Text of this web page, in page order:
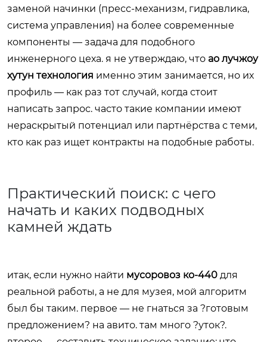
заменой начинки (пресс-механизм, гидравлика,
система управления) на более современные
компоненты — задача для подобного
инженерного цеха. я не утверждаю, что ао лучжоу
хутун технология именно этим занимается, но их
профиль — как раз тот случай, когда стоит
написать запрос. часто такие компании имеют
нераскрытый потенциал или партнёрства с теми,
кто как раз ищет контракты на подобные работы.
Практический поиск: с чего
начать и каких подводных
камней ждать
итак, если нужно найти мусоровоз ко-440 для
реальной работы, а не для музея, мой алгоритм
был бы таким. первое — не гнаться за ?готовым
предложением? на авито. там много ?уток?.